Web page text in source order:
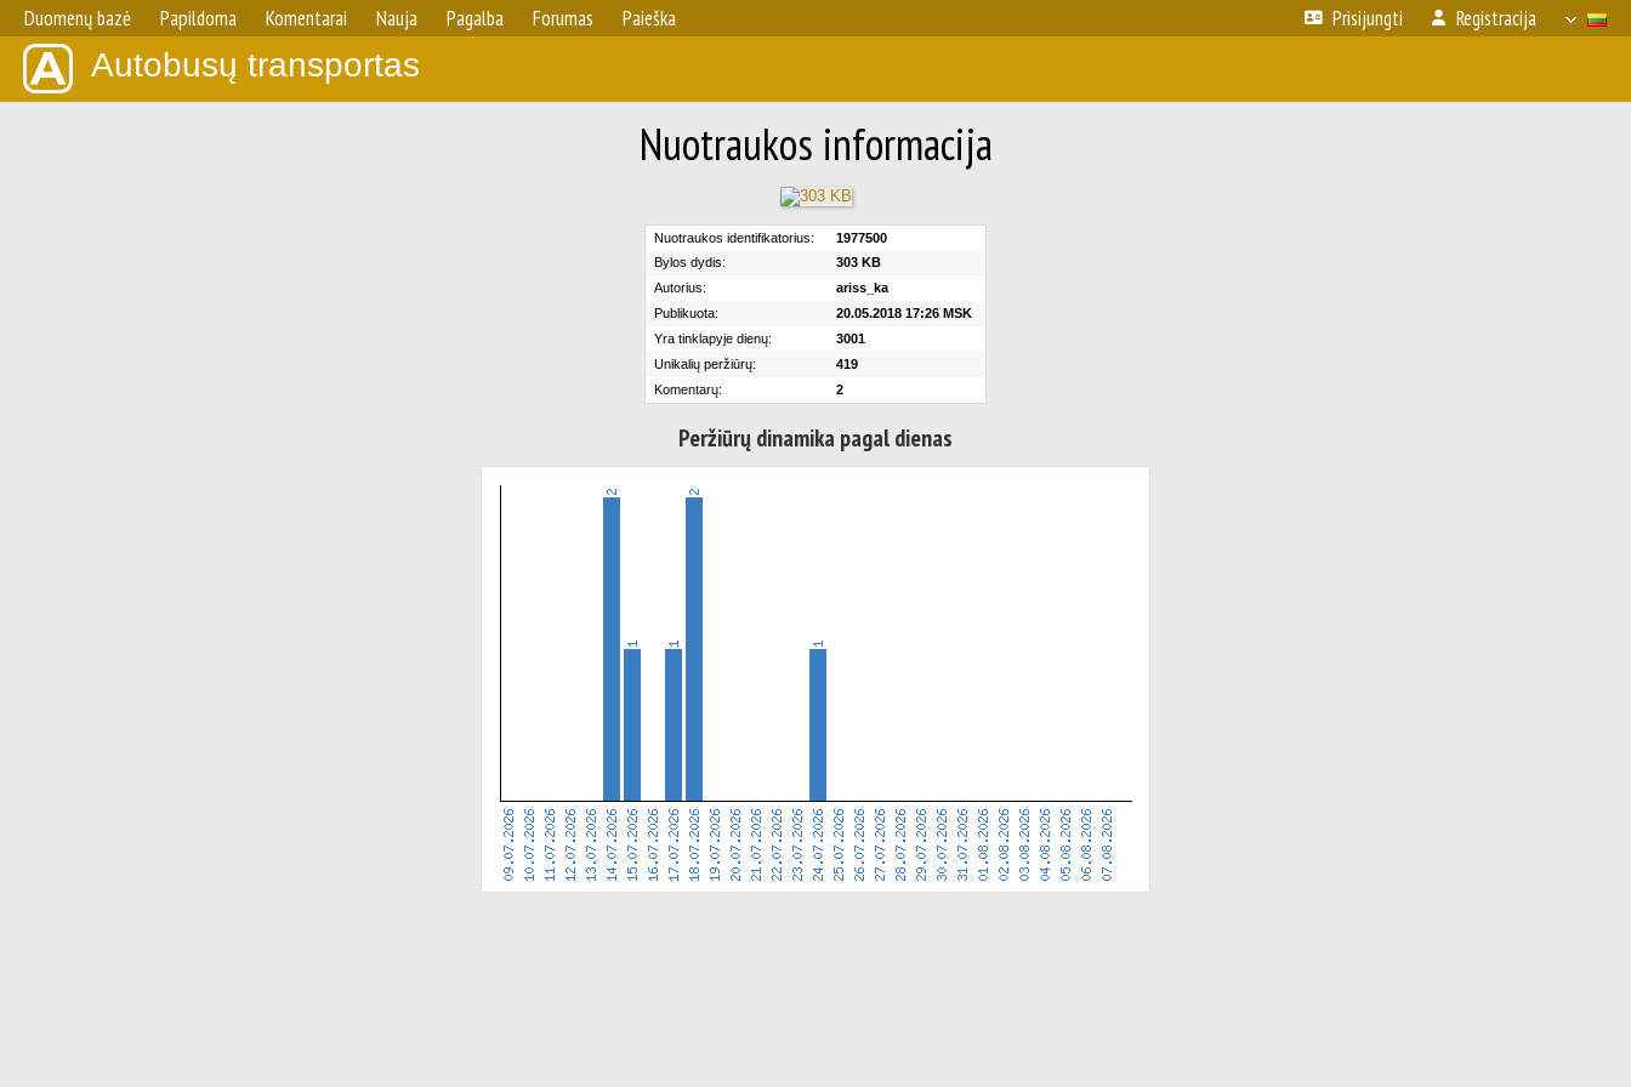
Duomenų bazė Papildoma Komentarai Nauja Pagalba Forumas Paieška Prisijungti Registracija
Autobusų transportas
Nuotraukos informacija
Nuotraukos identifikatorius:
1977500
Bylos dydis:
303 KB
Autorius:
ariss_ka
Publikuota:
20.05.2018 17:26 MSK
Yra tinklapyje dienų:
3001
Unikalių peržiūrų:
419
Komentarų:
2
Peržiūrų dinamika pagal dienas